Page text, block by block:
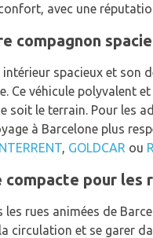
avec une
compagnon
intérieur spacieux et
Ce véhicule polyvalent
soit le terrain. Pour les
à Barcelone plus
, GOLDCAR ou
compacte pour les
rues animées de
circulation et se garer